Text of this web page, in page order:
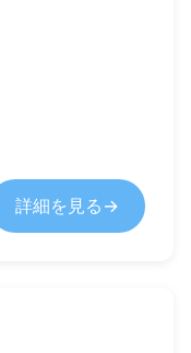
詳細を見る